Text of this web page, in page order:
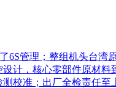
6S管理；整组机头台湾
计，核心零部件原材
校准；出厂全检责任至